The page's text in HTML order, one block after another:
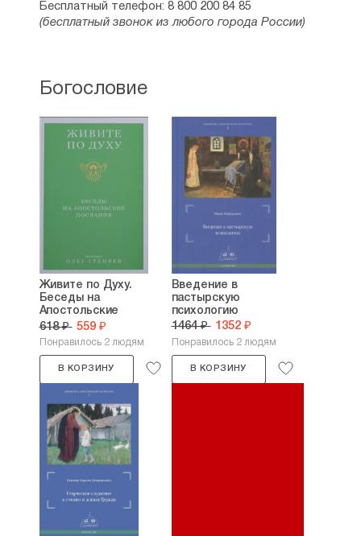
Бесплатный телефон: 8 800 200 84 85
(бесплатный звонок из любого города России)
Богословие
Живите по Духу.
Беседы на
Апостольские
послания
618 ₽ 559 ₽
Понравилось 2 людям
В КОРЗИНУ
Введение в
пастырскую
психологию
1464 ₽ 1352 ₽
Понравилось 2 людям
В КОРЗИНУ